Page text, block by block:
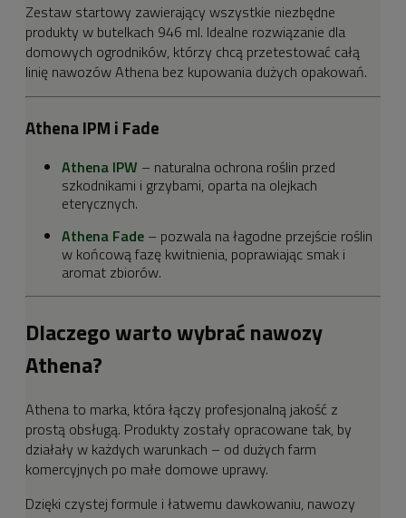
Zestaw startowy zawierający wszystkie niezbędne
produkty w butelkach 946 ml. Idealne rozwiązanie dla
domowych ogrodników, którzy chcą przetestować całą
linię nawozów Athena bez kupowania dużych opakowań.
Athena IPM i Fade
Athena IPW – naturalna ochrona roślin przed
szkodnikami i grzybami, oparta na olejkach
eterycznych.
Athena Fade – pozwala na łagodne przejście roślin
w końcową fazę kwitnienia, poprawiając smak i
aromat zbiorów.
Dlaczego warto wybrać nawozy
Athena?
Athena to marka, która łączy profesjonalną jakość z
prostą obsługą. Produkty zostały opracowane tak, by
działały w każdych warunkach – od dużych farm
komercyjnych po małe domowe uprawy.
Dzięki czystej formule i łatwemu dawkowaniu, nawozy